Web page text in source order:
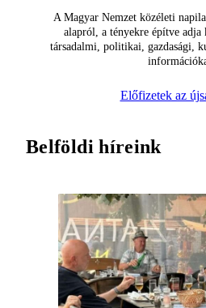
A Magyar Nemzet közéleti
alapról, a tényekre építve adja
társadalmi, politikai, gazdasági,
Előfizetek az
Belföldi híreink